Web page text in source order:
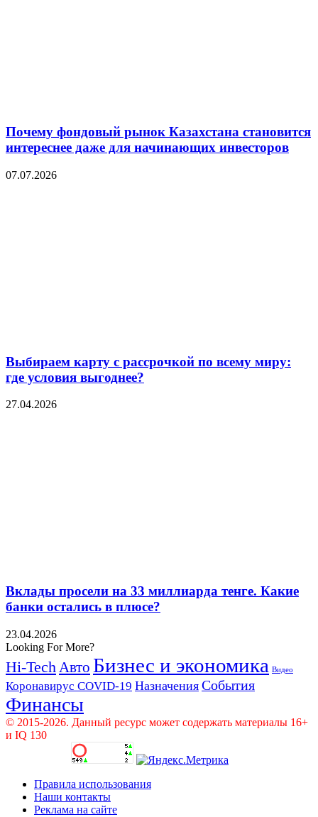
Почему фондовый рынок Казахстана становится
интереснее даже для начинающих инвесторов
07.07.2026
Выбираем карту с рассрочкой по всему миру:
где условия выгоднее?
27.04.2026
Вклады просели на 33 миллиарда тенге. Какие
банки остались в плюсе?
23.04.2026
Looking For More?
Hi-Tech Авто Бизнес и экономика Видео
Коронавирус COVID-19 Назначения События
Финансы
© 2015-2026. Данный ресурс может содержать материалы 16+
и IQ 130
Правила использования
Наши контакты
Реклама на сайте